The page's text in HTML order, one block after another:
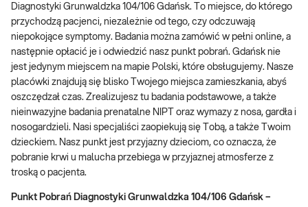
Diagnostyki Grunwaldzka 104/106 Gdańsk. To miejsce, do którego
przychodzą pacjenci, niezależnie od tego, czy odczuwają
niepokojące symptomy. Badania można zamówić w pełni online, a
następnie opłacić je i odwiedzić nasz punkt pobrań. Gdańsk nie
jest jedynym miejscem na mapie Polski, które obsługujemy. Nasze
placówki znajdują się blisko Twojego miejsca zamieszkania, abyś
oszczędzał czas. Zrealizujesz tu badania podstawowe, a także
nieinwazyjne badania prenatalne NIPT oraz wymazy z nosa, gardła i
nosogardzieli. Nasi specjaliści zaopiekują się Tobą, a także Twoim
dzieckiem. Nasz punkt jest przyjazny dzieciom, co oznacza, że
pobranie krwi u malucha przebiega w przyjaznej atmosferze z
troską o pacjenta.
Punkt Pobrań Diagnostyki Grunwaldzka 104/106 Gdańsk –